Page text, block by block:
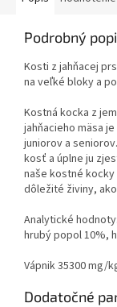
Podrobný
Kosti z jahňacej
na veľké bloky a
Kostná kocka z
jahňacieho mäsa
juniorov a
kosť a úplne ju
naše kostné
dôležité živiny,
Analytické
hrubý popol 10%,
Vápnik 35300 mg/
Dodatočné